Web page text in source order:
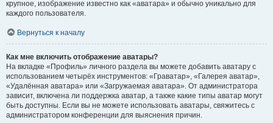
крупное, изображение известно как «аватара» и обычно уникально для
каждого пользователя.
Вернуться к началу
Как мне включить отображение аватары?
На вкладке «Профиль» личного раздела вы можете добавить аватару с
использованием четырёх инструментов: «Граватар», «Галерея аватар»,
«Удалённая аватара» или «Загружаемая аватара». От администратора
зависит, включена ли поддержка аватар, а также какие типы аватар могут
быть доступны. Если вы не можете использовать аватары, свяжитесь с
администратором конференции для выяснения причин.